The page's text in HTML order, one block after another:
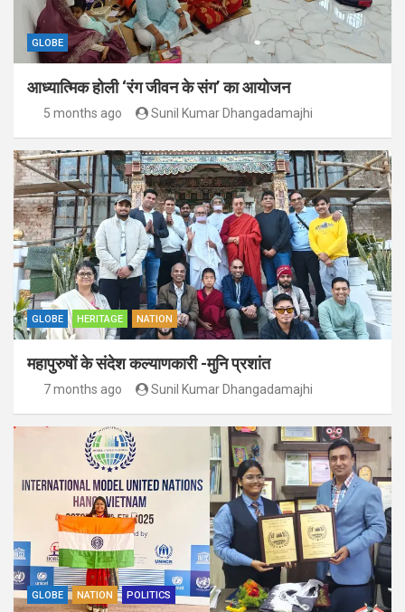
GLOBE
आध्यात्मिक होली ‘रंग जीवन के संग’ का आयोजन
5 months ago Sunil Kumar Dhangadamajhi
GLOBE HERITAGE NATION
महापुरुषों के संदेश कल्याणकारी -मुनि प्रशांत
7 months ago Sunil Kumar Dhangadamajhi
GLOBE NATION POLITICS